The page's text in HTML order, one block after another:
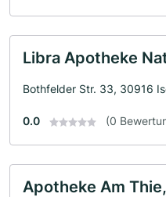
Libra Apotheke
Bothfelder Str. 33, 30916
0.0 (0
Apotheke Am